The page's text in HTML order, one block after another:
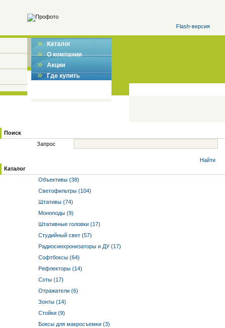
Flash-версия
» Каталог
»О компании
» Акции
»Где купить
Поиск
Запрос
Найти
Каталог
Объективы (38)
Светофильтры (104)
Штативы (74)
Моноподы (9)
Штативные головки (17)
Студийный свет (57)
Радиосинхронизаторы и ДУ (17)
Софтбоксы (64)
Рефлекторы (14)
Соты (17)
Отражатели (6)
Зонты (14)
Стойки (9)
Боксы для макросъемки (3)